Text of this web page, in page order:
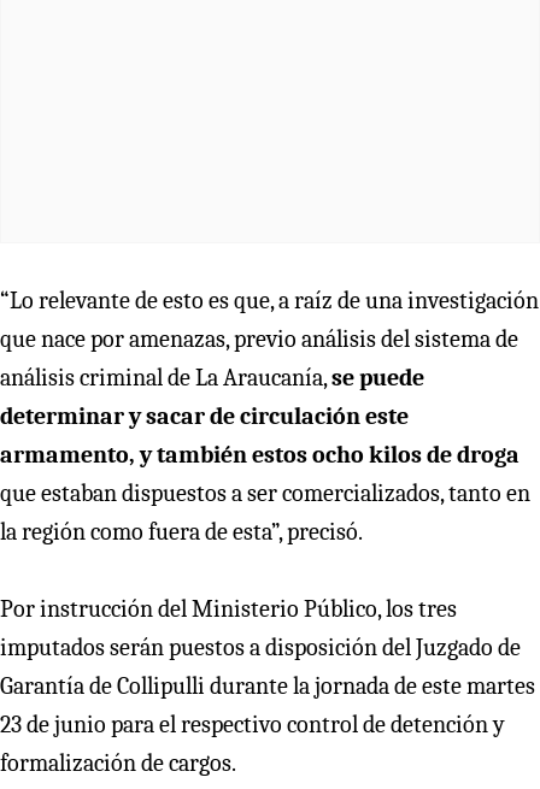
“Lo relevante de esto es que, a raíz de una investigación
que nace por amenazas, previo análisis del sistema de
análisis criminal de La Araucanía,se puede
determinar y sacar de circulación este
armamento, y también estos ocho kilos de droga
que estaban dispuestos a ser comercializados, tanto en
la región como fuera de esta”, precisó.
Por instrucción del Ministerio Público, los tres
imputados serán puestos a disposición del Juzgado de
Garantía de Collipulli durante la jornada de este martes
23 de junio para el respectivo control de detención y
formalización de cargos.